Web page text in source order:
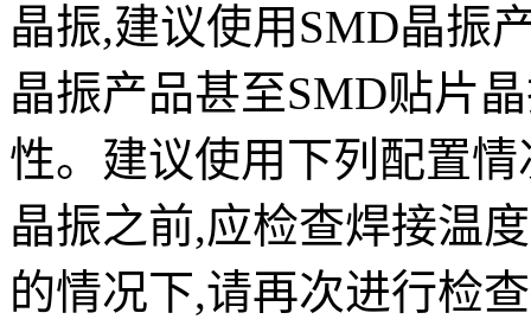
晶振,建议使用SMD晶振
晶振产品甚至SMD贴片
性。建议使用下列配置
晶振之前,应检查焊接温
的情况下,请再次进行检